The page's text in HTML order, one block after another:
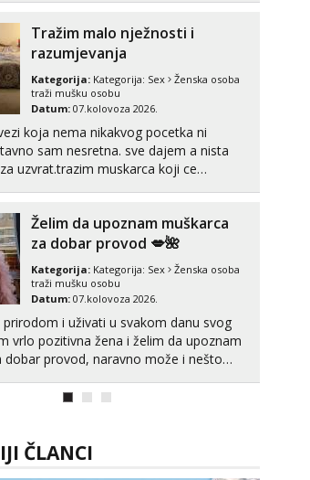
sam spremna za ONLOINE zabavu...
Tražim malo nježnosti i
razumjevanja
Kategorija: Kategorija: Sex
Ženska osoba
traži mušku osobu
Datum: 07.kolovoza 2026.
koja nema nikakvog pocetka ni
sam nesretna. sve dajem a nista
uzvrat.trazim muskarca koji ce
koji me jako pale,obozavam kad
Želim da upoznam muškarca
za dobar provod 💋🌺
Kategorija: Kategorija: Sex
Ženska osoba
traži mušku osobu
Datum: 07.kolovoza 2026.
i uživati u svakom danu svog
vrlo pozitivna žena i želim da upoznam
dobar provod, naravno može i nešto
ČLANCI